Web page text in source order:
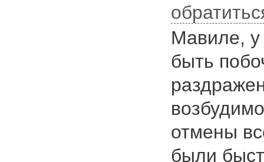
Мавиле, у
быть
отмены
были